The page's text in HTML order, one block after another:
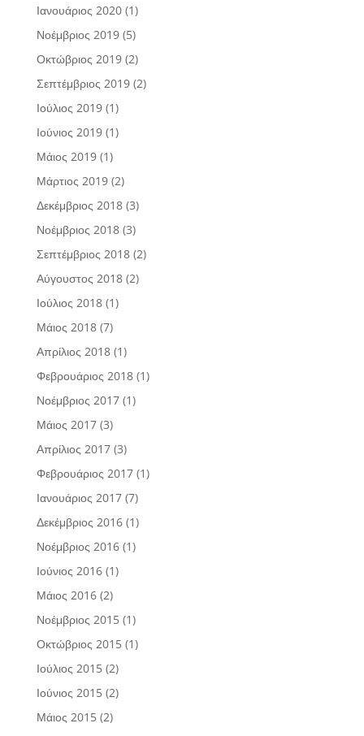
Ιανουάριος 2020(1)
Νοέμβριος 2019(5)
Οκτώβριος 2019(2)
Σεπτέμβριος 2019(2)
Ιούλιος 2019(1)
Ιούνιος 2019(1)
Μάιος 2019(1)
Μάρτιος 2019(2)
Δεκέμβριος 2018(3)
Νοέμβριος 2018(3)
Σεπτέμβριος 2018(2)
Αύγουστος 2018(2)
Ιούλιος 2018(1)
Μάιος 2018(7)
Απρίλιος 2018(1)
Φεβρουάριος 2018(1)
Νοέμβριος 2017(1)
Μάιος 2017(3)
Απρίλιος 2017(3)
Φεβρουάριος 2017(1)
Ιανουάριος 2017(7)
Δεκέμβριος 2016(1)
Νοέμβριος 2016(1)
Ιούνιος 2016(1)
Μάιος 2016(2)
Νοέμβριος 2015(1)
Οκτώβριος 2015(1)
Ιούλιος 2015(2)
Ιούνιος 2015(2)
Μάιος 2015(2)